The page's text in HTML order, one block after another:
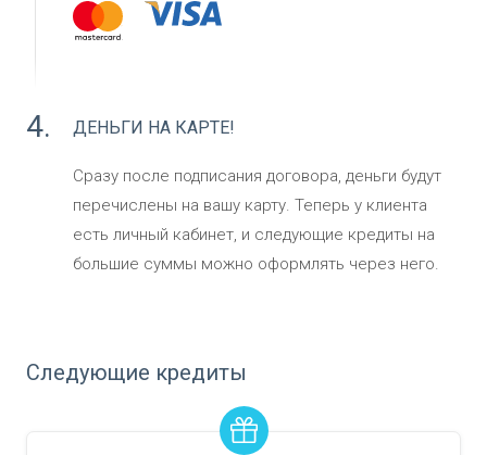
4. ДЕНЬГИ НА КАРТЕ!
Сразу после подписания договора, деньги будут
перечислены на вашу карту. Теперь у клиента
есть личный кабинет, и следующие кредиты на
большие суммы можно оформлять через него.
Следующие кредиты